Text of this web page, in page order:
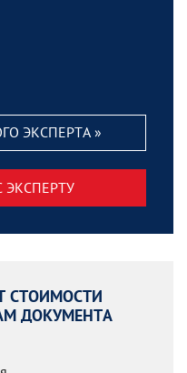
ЭКСПЕРТА »
ЭКСПЕРТУ
СТОИМОСТИ
ДОКУМЕНТА